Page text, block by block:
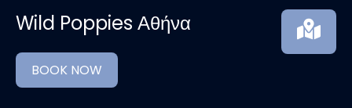
Wild Poppies Αθήνα
BOOK NOW